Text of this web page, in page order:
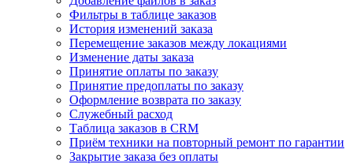
Фильтры в таблице заказов
История изменений заказа
Перемещение заказов между локациями
Изменение даты заказа
Принятие оплаты по заказу
Принятие предоплаты по заказу
Оформление возврата по заказу
Служебный расход
Таблица заказов в CRM
Приём техники на повторный ремонт по гарантии
Закрытие заказа без оплаты